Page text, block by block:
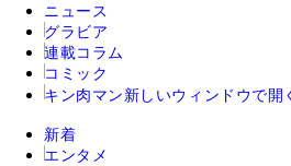
ニュース
グラビア
連載コラム
コミック
キン肉マン 新しいウィンドウで開
新着
エンタメ